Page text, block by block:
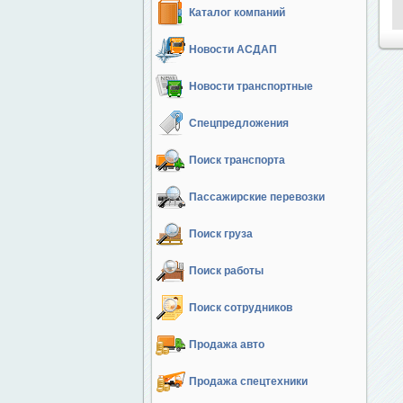
Каталог компаний
Новости АСДАП
Новости транспортные
Спецпредложения
Поиск транспорта
Пассажирские перевозки
Поиск груза
Поиск работы
Поиск сотрудников
Продажа авто
Продажа спецтехники